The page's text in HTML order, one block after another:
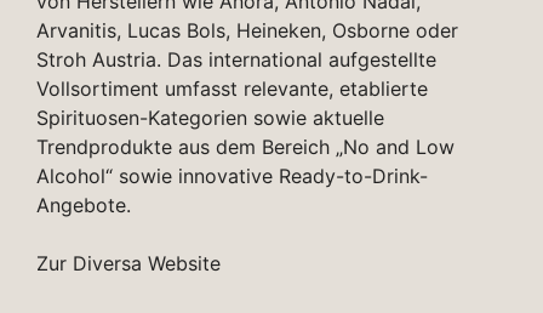
Arvanitis, Lucas Bols, Heineken, Osborne oder
Stroh Austria. Das international aufgestellte
Vollsortiment umfasst relevante, etablierte
Spirituosen-Kategorien sowie aktuelle
Trendprodukte aus dem Bereich „No and Low
Alcohol“ sowie innovative Ready-to-Drink-
Angebote.
Zur Diversa Website